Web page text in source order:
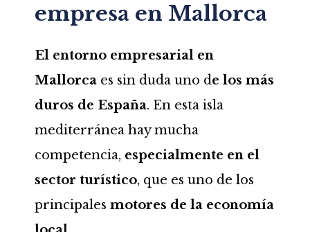
empresa en Mallorca
El entorno empresarial en
Mallorcaes sin duda uno de los más
duros de España. En esta isla
mediterránea hay mucha
competencia, especialmente en el
sector turístico, que es uno de los
principales motores de la economía